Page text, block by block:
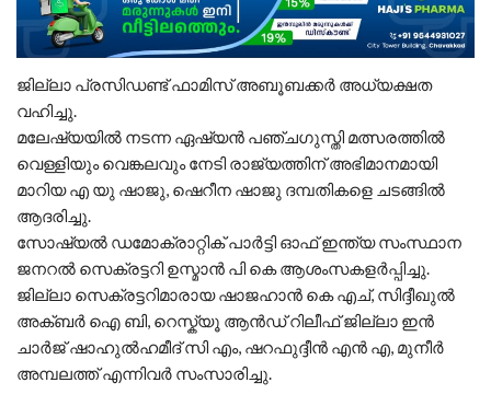
ജില്ലാ പ്രസിഡണ്ട് ഫാമിസ് അബൂബക്കർ അധ്യക്ഷത
വഹിച്ചു.
മലേഷ്യയിൽ നടന്ന ഏഷ്യൻ പഞ്ചഗുസ്തി മത്സരത്തിൽ
വെള്ളിയും വെങ്കലവും നേടി രാജ്യത്തിന് അഭിമാനമായി
മാറിയ എ യു ഷാജു, ഷെറീന ഷാജു ദമ്പതികളെ ചടങ്ങിൽ
ആദരിച്ചു.
സോഷ്യൽ ഡമോക്രാറ്റിക് പാർട്ടി ഓഫ് ഇന്ത്യ സംസ്ഥാന
ജനറൽ സെക്രട്ടറി ഉസ്മാൻ പി കെ ആശംസകളർപ്പിച്ചു.
ജില്ലാ സെക്രട്ടറിമാരായ ഷാജഹാൻ കെ എച്, സിദ്ദീഖുൽ
അക്ബർ ഐ ബി, റെസ്ക്യൂ ആൻഡ് റിലീഫ് ജില്ലാ ഇൻ
ചാർജ് ഷാഹുൽഹമീദ് സി എം, ഷറഫുദ്ദീൻ എൻ എ, മുനീർ
അമ്പലത്ത്‌ എന്നിവർ സംസാരിച്ചു.